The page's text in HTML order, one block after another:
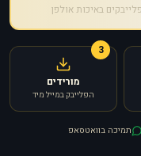
3
מורידים
הפלייבק במייל מיד
תמיכה בוואטסאפ